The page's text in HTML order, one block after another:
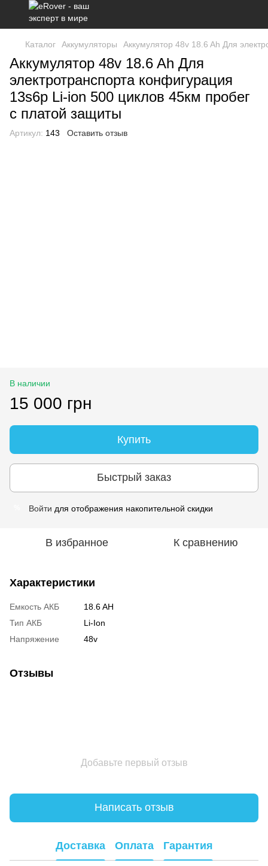
Каталог Аккумуляторы Аккумулятор 48v 18.6 Ah Для
Аккумулятор 48v 18.6 Ah Для
электротранспорта конфигурация
13s6p Li-ion 500 циклов 45км пробег
с платой защиты
Артикул: 143 Оставить отзыв
В наличии
15 000 грн
Купить
Быстрый заказ
Войти для отображения накопительной скидки
В избранное К сравнению
Характеристики
Емкость АКБ
18.6 AH
Тип АКБ
Li-Ion
Напряжение
48v
Отзывы
Добавьте первый отзыв
Написать отзыв
Доставка Оплата Гарантия